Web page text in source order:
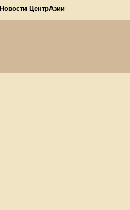
Новости ЦентрАзии